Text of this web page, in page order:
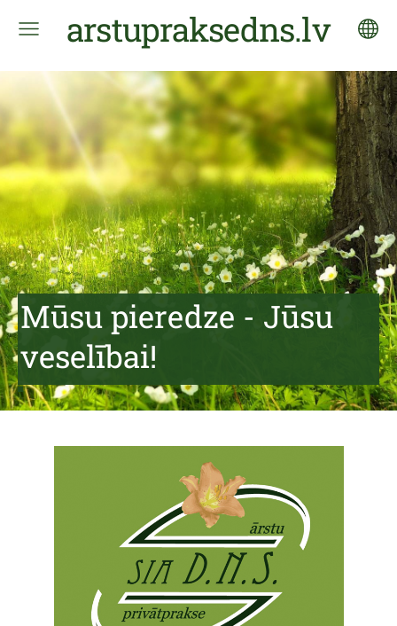
arstupraksedns.lv
Mūsu pieredze - Jūsu
veselībai!